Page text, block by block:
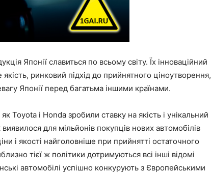
Японії славиться по всьому світу. Їх інноваційний
ринковий підхід до прийнятного ціноутворення,
Японії перед багатьма іншими країнами.
Toyota і Honda зробили ставку на якість і унікальний
для мільйонів покупців нових автомобілів
і якості найголовніше при прийнятті остаточного
тієї ж політики дотримуються всі інші відомі
автомобілі успішно конкурують з Європейськими